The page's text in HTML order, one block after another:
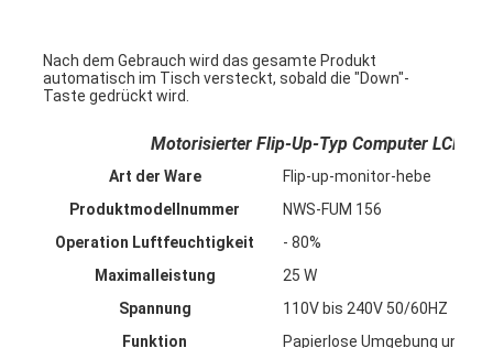
Produkte
Über uns
Fabrik Tour
Qualitätskontrolle
Nach dem Gebrauch wird das gesamte Produkt
automatisch im Tisch versteckt, sobald die "Down"-
Taste gedrückt wird.
Motorisierter Flip-Up-Typ Computer LCD-
Art der Ware
Flip-up-monitor-hebe
Produktmodellnummer
NWS-FUM 156
Operation Luftfeuchtigkeit
- 80%
Maximalleistung
25 W
Spannung
110V bis 240V 50/60HZ
Funktion
Papierlose Umgebung und